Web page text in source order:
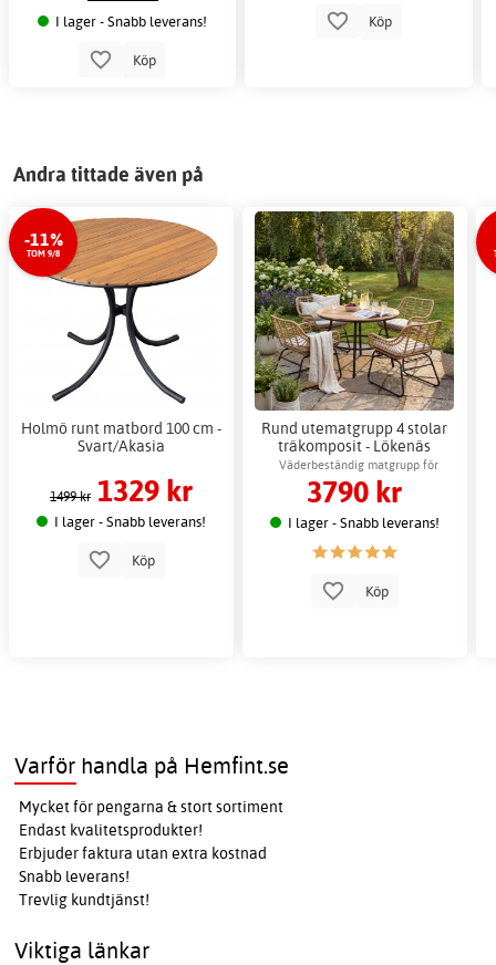
I lager - Snabb leverans!
Köp
Köp
Andra tittade även på
-11%
TOM 9/8
Holmö runt matbord 100 cm -
Svart/Akasia
1499 kr 1329 kr
I lager - Snabb leverans!
Köp
Rund utematgrupp 4 stolar
träkomposit - Lökenäs
Väderbeständig matgrupp för
uteplats & trädgård
3790 kr
I lager - Snabb leverans!
Köp
Varför handla på Hemfint.se
Mycket för pengarna & stort sortiment
Endast kvalitetsprodukter!
Erbjuder faktura utan extra kostnad
Snabb leverans!
Trevlig kundtjänst!
Viktiga länkar